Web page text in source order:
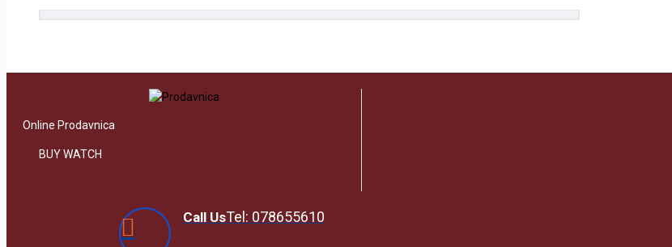
Online Prodavnica
BUY WATCH
Call UsTel: 078655610